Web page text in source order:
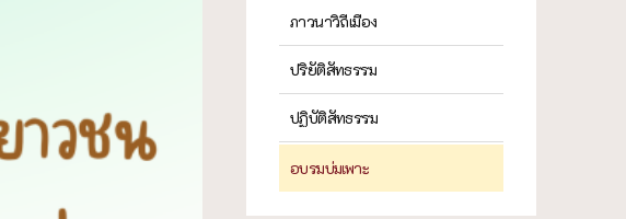
ภาวนาวิถีเมือง
ปริยัติสัทธรรม
ปฏิบัติสัทธรรม
อบรมบ่มเพาะ